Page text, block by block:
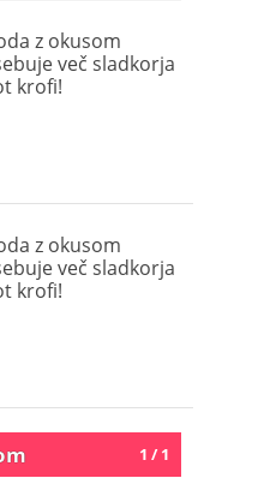
z okusom
več sladkorja
krofi!
z okusom
več sladkorja
krofi!
1 / 1